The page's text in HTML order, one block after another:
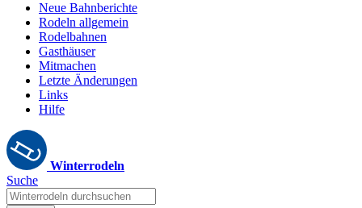
Neue Bahnberichte
Rodeln allgemein
Rodelbahnen
Gasthäuser
Mitmachen
Letzte Änderungen
Links
Hilfe
Winterrodeln
Suche